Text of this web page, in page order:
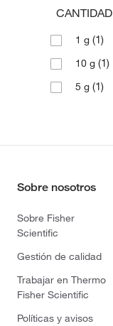
CANTIDAD
1 g (1)
10 g (1)
5 g (1)
Sobre nosotros
Sobre Fisher
Scientific
Gestión de calidad
Trabajar en Thermo
Fisher Scientific
Políticas y avisos